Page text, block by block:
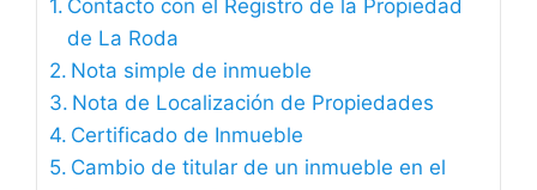
Contacto con el Registro de la Propiedad
de La Roda
Nota simple de inmueble
Nota de Localización de Propiedades
Certificado de Inmueble
Cambio de titular de un inmueble en el